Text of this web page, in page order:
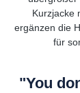
Kurzjacke
ergänzen die
für
"You